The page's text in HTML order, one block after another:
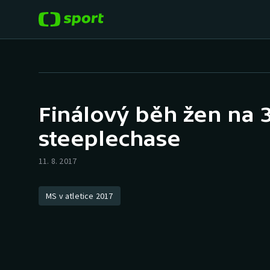
Hokej
Tenis
Cyklistika
Baseball a softbal
Finálový běh žen na
steeplechase
11. 8. 2017
MS v atletice 2017